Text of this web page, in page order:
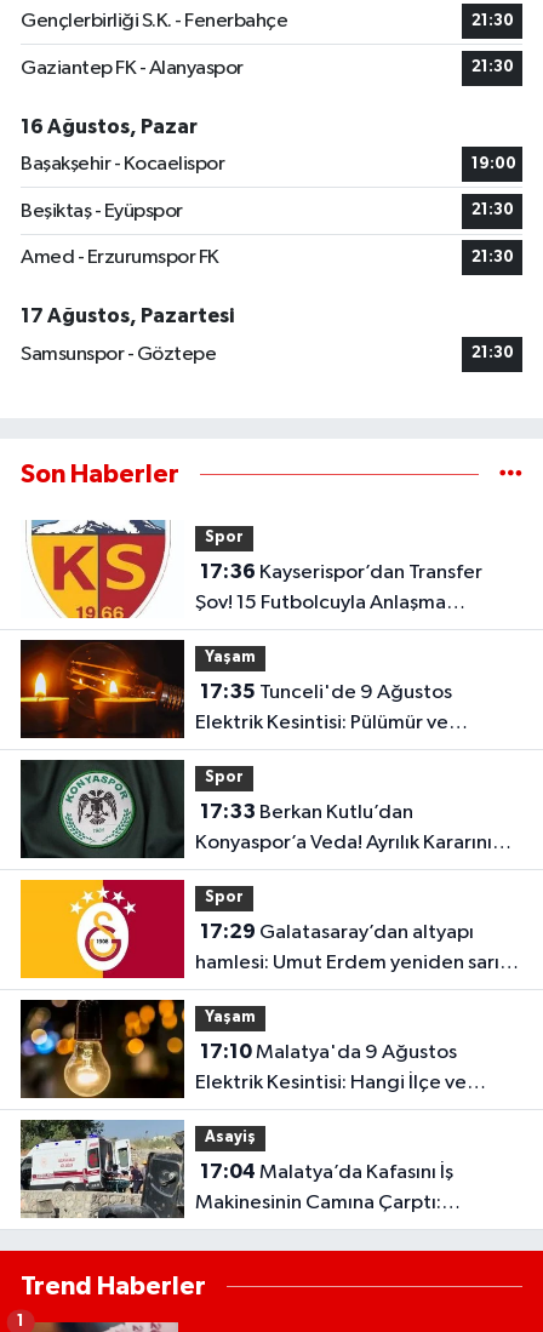
Gençlerbirliği S.K. - Fenerbahçe 21:30
Gaziantep FK - Alanyaspor 21:30
16 Ağustos, Pazar
Başakşehir - Kocaelispor
19:00
Beşiktaş - Eyüpspor 21:30
Amed - Erzurumspor FK 21:30
17 Ağustos, Pazartesi
Samsunspor - Göztepe
21:30
Son Haberler
Spor
17:36
Şov! 15 Futbolcuyla Anlaşma
Sağlandı
Yaşam
17:35
Elektrik Kesintisi: Pülümür ve
Çemişgezek'te Çok Sayıda Yerleşim
Etkilenecek
Spor
17:33
Konyaspor’a Veda! Ayrılık Kararını
Duyurdu
Spor
17:29
hamlesi: Umut Erdem yeniden sarı-
kırmızılılarda
Yaşam
17:10Malatya'da 9 Ağustos
Elektrik Kesintisi: Hangi İlçe ve
Mahallelerde Elektrikler Kesilecek?
Asayiş
17:04
Makinesinin Camına Çarptı:
Hastaneden Döndü, Yeniden
Trend Haberler
1